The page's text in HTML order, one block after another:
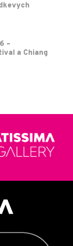
–
a Chiang